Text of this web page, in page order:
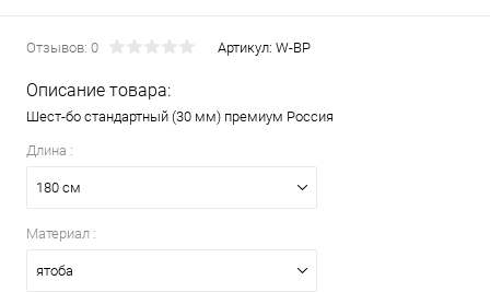
Отзывов: 0 Артикул: W-BP
Описание товара:
Шест-бо стандартный (30 мм) премиум Россия
Длина :
180 см
Материал :
ятоба